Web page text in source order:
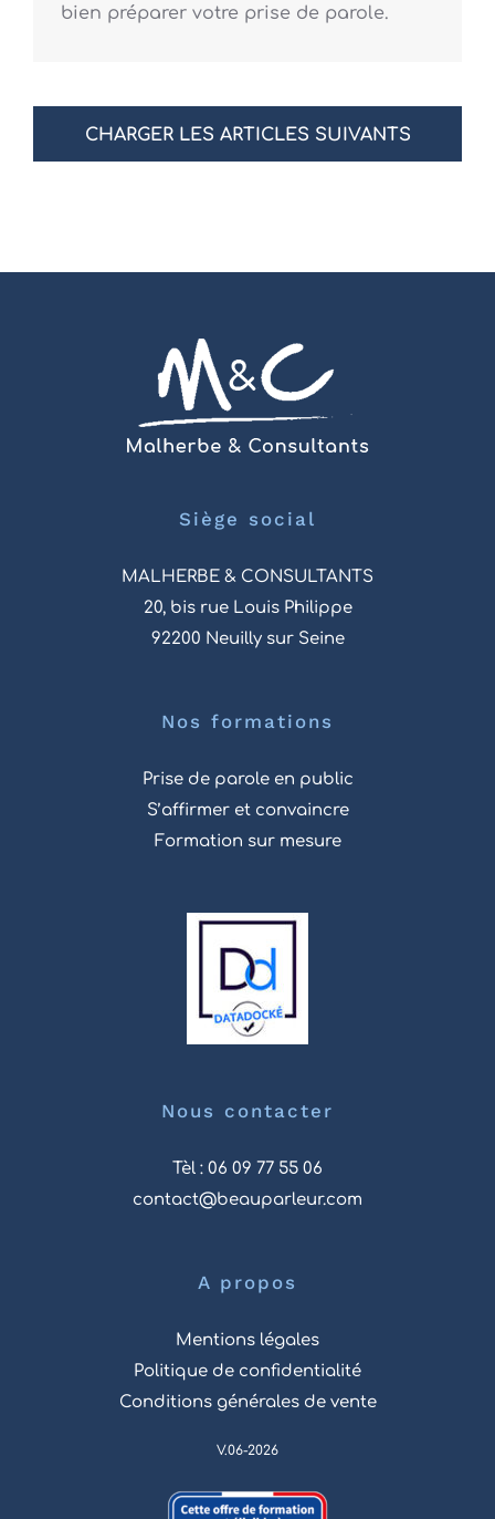
bien préparer votre prise de parole.
CHARGER LES ARTICLES SUIVANTS
Siège social
MALHERBE & CONSULTANTS
20, bis rue Louis Philippe
92200 Neuilly sur Seine
Nos formations
Prise de parole en public
S’affirmer et convaincre
Formation sur mesure
Nous contacter
Tèl : 06 09 77 55 06
contact@beauparleur.com
A propos
Mentions légales
Politique de confidentialité
Conditions générales de vente
V.06-2026